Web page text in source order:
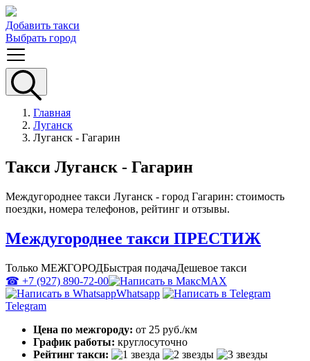
Добавить такси
Выбрать город
Главная
Луганск
Луганск - Гагарин
Такси Луганск - Гагарин
Междугороднее такси Луганск - город Гагарин: стоимость
поездки, номера телефонов, рейтинг и отзывы.
Междугороднее такси ПРЕСТИЖ
Только МЕЖГОРОДБыстрая подачаДешевое такси
☎ +7 (927) 890-72-00
MAX
Whatsapp
Telegram
Цена по межгороду: от 25 руб./км
График работы: круглосуточно
Рейтинг такси: